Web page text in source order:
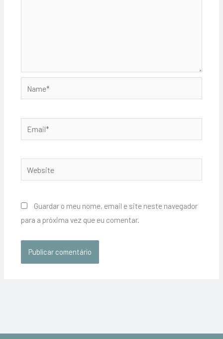
Guardar o meu nome, email e site neste navegador
para a próxima vez que eu comentar.